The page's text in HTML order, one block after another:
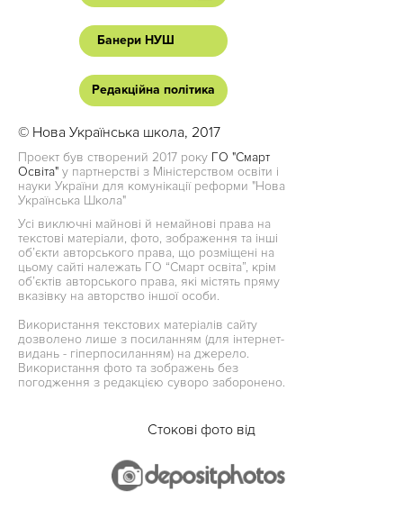
Банери НУШ
Редакційна політика
© Нова Українська школа, 2017
Проект був створений 2017 року ГО "Смарт
Освіта" у партнерстві з Міністерством освіти і
науки України для комунікації реформи "Нова
Українська Школа"
Усі виключні майнові й немайнові права на
текстові матеріали, фото, зображення та інші
об’єкти авторського права, що розміщені на
цьому сайті належать ГО “Смарт освіта”, крім
об’єктів авторського права, які містять пряму
вказівку на авторство іншої особи.
Використання текстових матеріалів сайту
дозволено лише з посиланням (для інтернет-
видань - гіперпосиланням) на джерело.
Використання фото та зображень без
погодження з редакцією суворо заборонено.
Стокові фото від